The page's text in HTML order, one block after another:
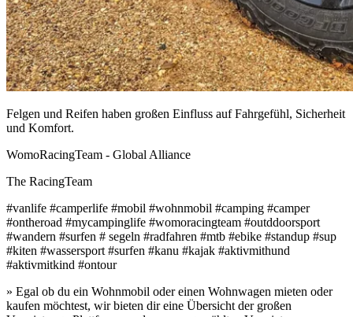
Felgen und Reifen haben großen Einfluss auf Fahrgefühl, Sicherheit
und Komfort.
WomoRacingTeam - Global Alliance
The RacingTeam
#vanlife #camperlife #mobil #wohnmobil #camping #camper
#ontheroad #mycampinglife #womoracingteam #outddoorsport
#wandern #surfen # segeln #radfahren #mtb #ebike #standup #sup
#kiten #wassersport #surfen #kanu #kajak #aktivmithund
#aktivmitkind #ontour
» Egal ob du ein Wohnmobil oder einen Wohnwagen mieten oder
kaufen möchtest, wir bieten dir eine Übersicht der großen